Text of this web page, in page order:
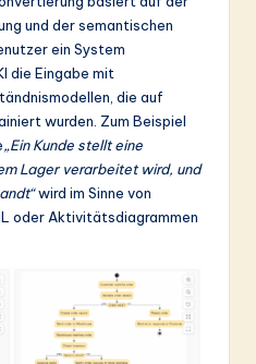
und der semantischen
ein System
die Eingabe mit
die auf
wurden. Zum Beispiel
„Ein Kunde stellt eine
Lager verarbeitet wird, und
wird im Sinne von
oder Aktivitätsdiagrammen